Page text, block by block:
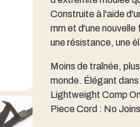
Construite à l'aide
mm et d'une
une résistance, une
Moins de traînée,
monde. Élégant
Lightweight Comp
Piece Cord : No